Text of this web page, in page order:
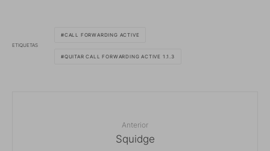
ETIQUETAS
CALL FORWARDING ACTIVE
QUITAR CALL FORWARDING ACTIVE 1.1.3
Anterior
Squidge